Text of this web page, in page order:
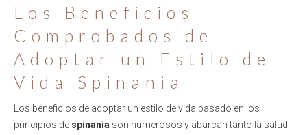
Los Beneficios
Comprobados de
Adoptar un Estilo de
Vida Spinania
Los beneficios de adoptar un estilo de vida basado en los
principios de spinania son numerosos y abarcan tanto la salud